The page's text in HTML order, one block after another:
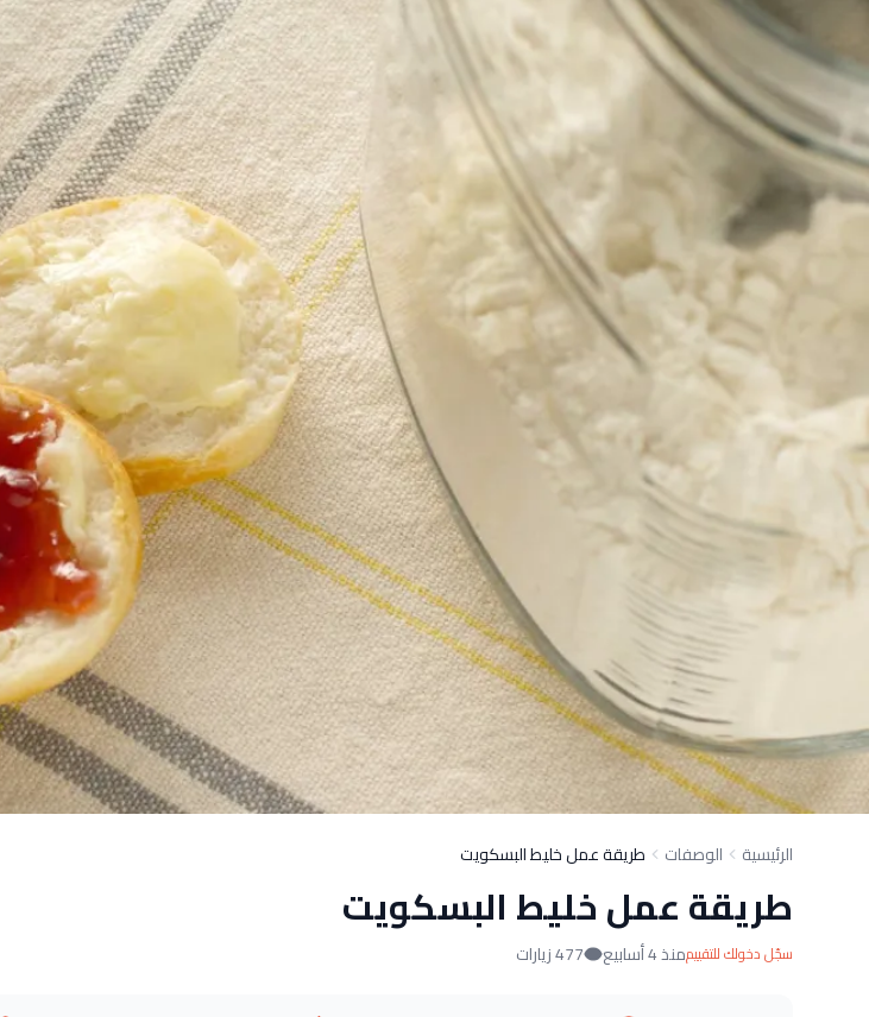
الرئيسية الوصفات طريقة عمل خليط البسكويت
طريقة عمل خليط البسكويت
سجّل دخولك للتقييممنذ 4 أسابيع 477 زيارات